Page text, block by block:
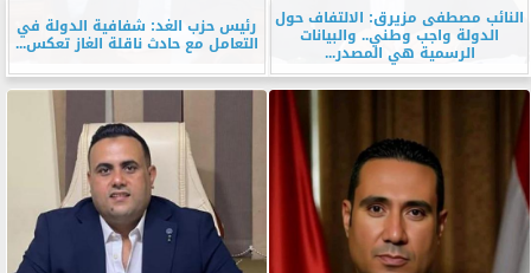
النائب مصطفى مزيرق: الالتفاف حول
الدولة واجب وطني.. والبيانات
الرسمية هي المصدر...
رئيس حزب الغد: شفافية الدولة في
التعامل مع حادث ناقلة الغاز تعكس...